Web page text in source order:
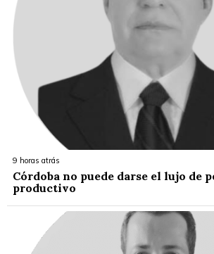
9 horas atrás
Córdoba no puede darse el lujo de
productivo